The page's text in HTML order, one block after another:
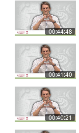
00:44:48
00:41:40
00:40:21